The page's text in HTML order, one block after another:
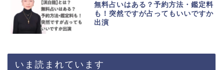
無料占いはある？予約方法・鑑定料
も！突然ですが占ってもいいですか
出演
いま読まれています